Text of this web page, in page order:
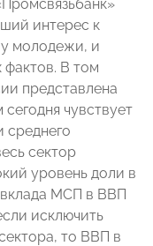
интерес к
молодежи, и
фактов. В том
представлена
чувствует
среднего
сектор
уровень доли в
МСП в ВВП
исключить
то ВВП в